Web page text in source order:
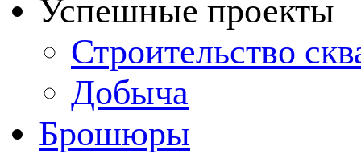
Успешные проекты
Строительство
Добыча
Брошюры